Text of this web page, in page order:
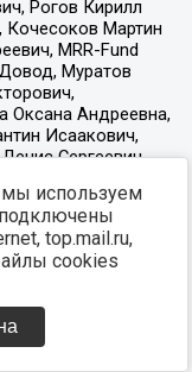
используем
top.mail.ru,
cookies